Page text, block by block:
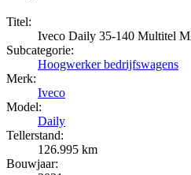
Titel:
Iveco Daily 35-140 Multitel
Subcategorie:
Hoogwerker bedrijfswagens
Merk:
Iveco
Model:
Daily
Tellerstand:
126.995 km
Bouwjaar: